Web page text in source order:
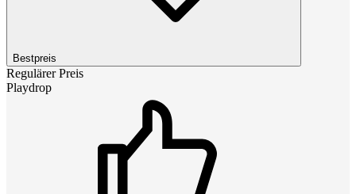
Bestpreis
Regulärer Preis
Playdrop